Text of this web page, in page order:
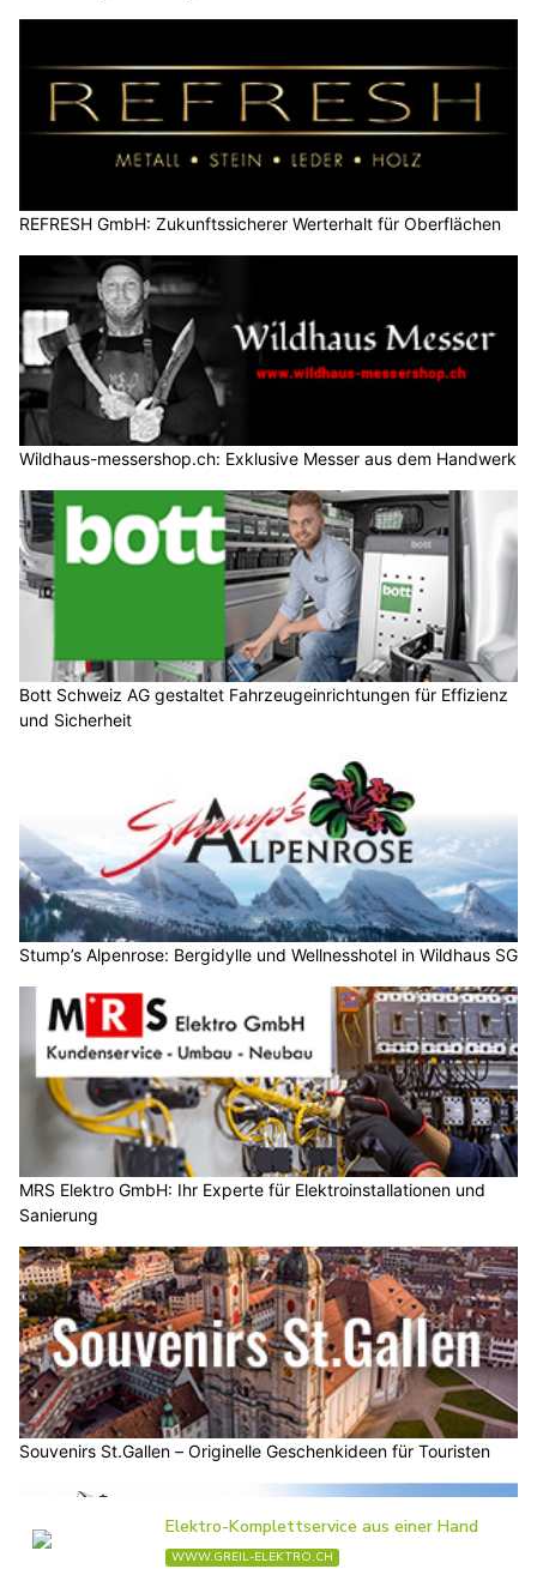
REFRESH GmbH: Zukunftssicherer Werterhalt für Oberflächen
Wildhaus-messershop.ch: Exklusive Messer aus dem Handwerk
Bott Schweiz AG gestaltet Fahrzeugeinrichtungen für Effizienz
und Sicherheit
Stump’s Alpenrose: Bergidylle und Wellnesshotel in Wildhaus SG
MRS Elektro GmbH: Ihr Experte für Elektroinstallationen und
Sanierung
Souvenirs St.Gallen – Originelle Geschenkideen für Touristen